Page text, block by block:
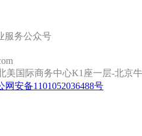
服务公众号
美国际商务中心K1座一层-北京
网安备1101052036488号